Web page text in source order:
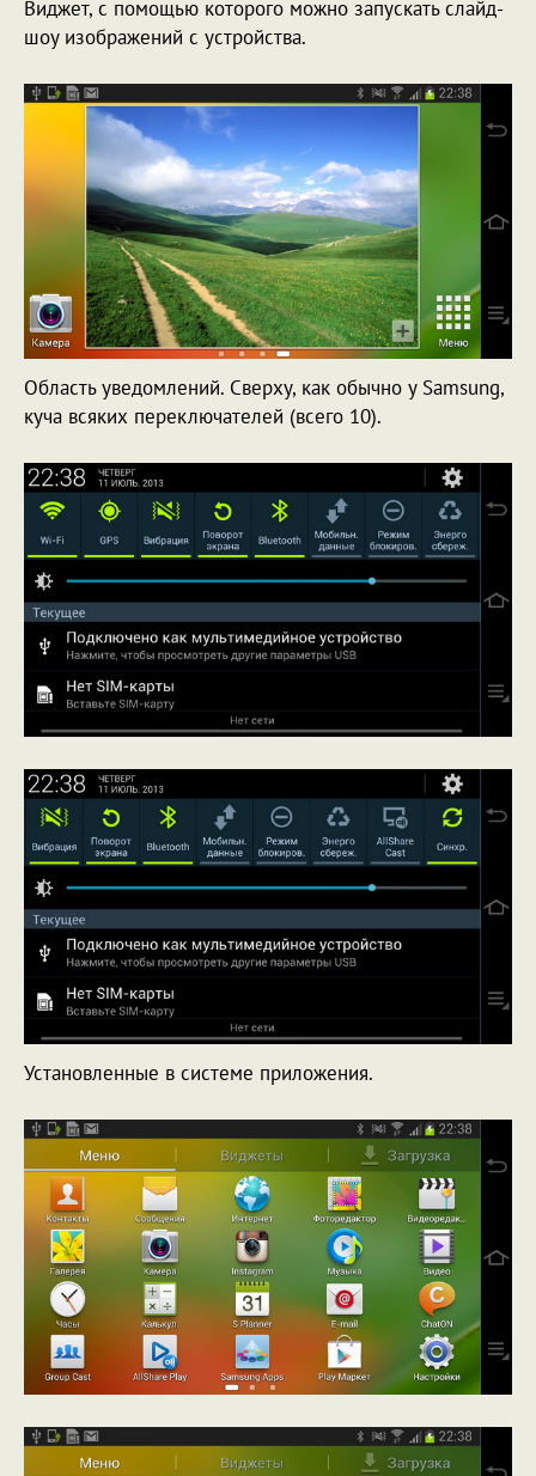
Виджет, с помощью которого можно запускать слайд-
шоу изображений с устройства.
Область уведомлений. Сверху, как обычно у Samsung,
куча всяких переключателей (всего 10).
Установленные в системе приложения.